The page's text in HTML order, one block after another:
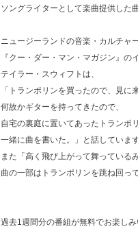
ソングライターとして楽曲提供した
ニュージーランドの音楽・カルチャ
『クー・ダー・マン・マガジン』の
テイラー・スウィフトは、
「トランポリンを買ったので、見に
何故かギターを持ってきたので、
自宅の裏庭に置いてあったトランポ
一緒に曲を書いた。」と話しています
また「高く飛び上がって舞っている
曲の一部はトランポリンを跳ね回っ
過去1週間分の番組が無料でお楽し